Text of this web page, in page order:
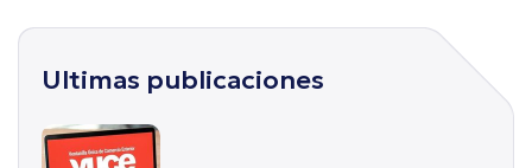
Ultimas publicaciones